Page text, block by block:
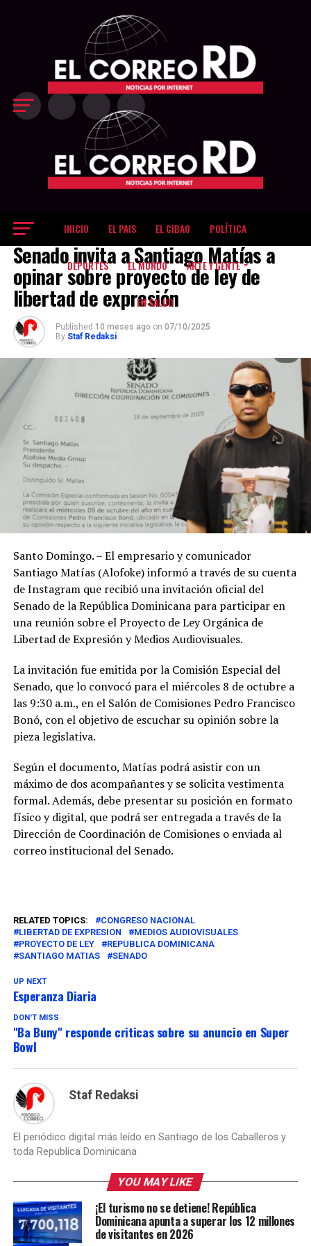
INICIO EL PAIS EL CIBAO POLÍTICA
DEPORTES EL MUNDO ARTE Y GENTE
EN SALUD
ARTE Y GENTE
Senado invita a Santiago Matías a
opinar sobre proyecto de ley de
libertad de expresión
Published 10 meses ago on 07/10/2025
By Staf Redaksi
Santo Domingo. – El empresario y comunicador
Santiago Matías (Alofoke) informó a través de su cuenta
de Instagram que recibió una invitación oficial del
Senado de la República Dominicana para participar en
una reunión sobre el Proyecto de Ley Orgánica de
Libertad de Expresión y Medios Audiovisuales.
La invitación fue emitida por la Comisión Especial del
Senado, que lo convocó para el miércoles 8 de octubre a
las 9:30 a.m., en el Salón de Comisiones Pedro Francisco
Bonó, con el objetivo de escuchar su opinión sobre la
pieza legislativa.
Según el documento, Matías podrá asistir con un
máximo de dos acompañantes y se solicita vestimenta
formal. Además, debe presentar su posición en formato
físico y digital, que podrá ser entregada a través de la
Dirección de Coordinación de Comisiones o enviada al
correo institucional del Senado.
RELATED TOPICS:
CONGRESO NACIONAL
LIBERTAD DE EXPRESION
MEDIOS AUDIOVISUALES
PROYECTO DE LEY
REPUBLICA DOMINICANA
SANTIAGO MATIAS
SENADO
UP NEXT
Esperanza Diaria
DON'T MISS
"Ba Buny" responde criticas sobre su anuncio en Super
Bowl
Staf Redaksi
El periódico digital más leído en Santiago de los Caballeros y
toda Republica Dominicana
YOU MAY LIKE
¡El turismo no se detiene! República
Dominicana apunta a superar los 12 millones
de visitantes en 2026
Exit mobile version